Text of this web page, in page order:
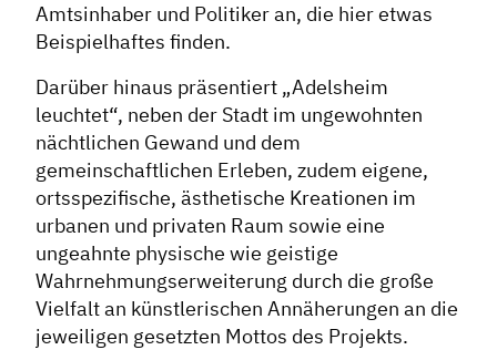
Amtsinhaber und Politiker an, die hier etwas
Beispielhaftes finden.
Darüber hinaus präsentiert „Adelsheim
leuchtet“, neben der Stadt im ungewohnten
nächtlichen Gewand und dem
gemeinschaftlichen Erleben, zudem eigene,
ortsspezifische, ästhetische Kreationen im
urbanen und privaten Raum sowie eine
ungeahnte physische wie geistige
Wahrnehmungserweiterung durch die große
Vielfalt an künstlerischen Annäherungen an die
jeweiligen gesetzten Mottos des Projekts.